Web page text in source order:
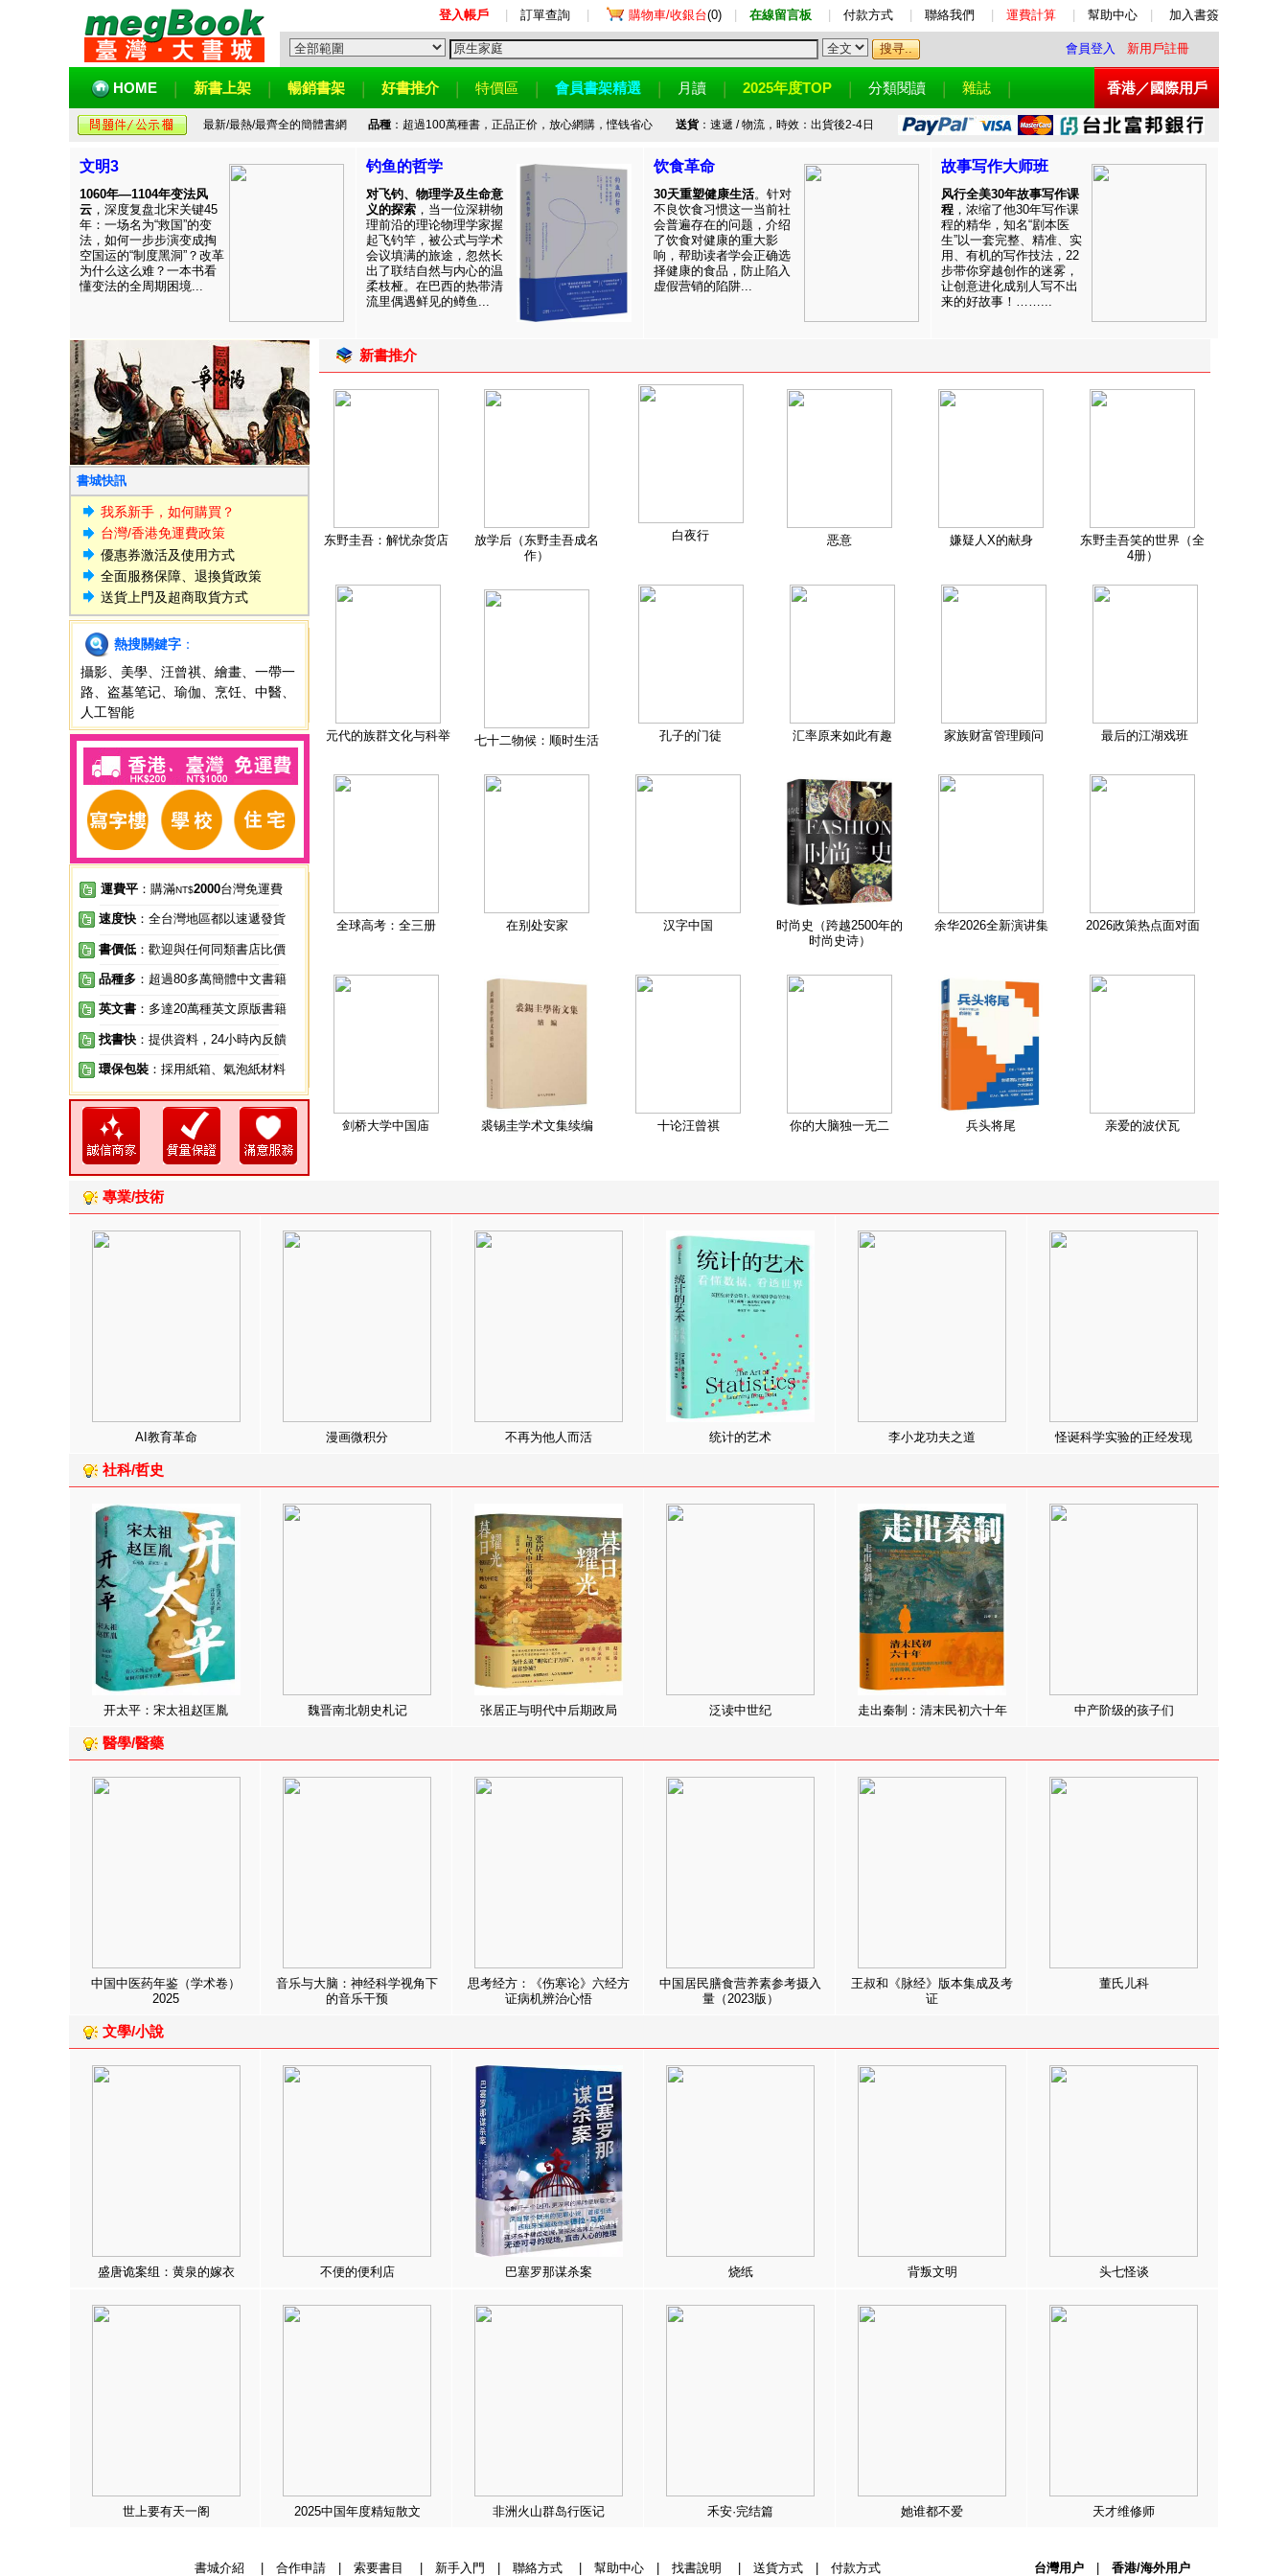
登入帳戶 訂單查詢 購物車/收銀台(0) 在線留言板 付款方式 聯絡我們 運費計算 幫助中心 加入書簽
會員登入 新用戶註冊
HOME 新書上架 暢銷書架 好書推介 特價區 會員書架精選 月讀 2025年度TOP 分類閱讀 雜誌 香港／國際用戶
最新/最熱/最齊全的簡體書網 品種：超過100萬種書，正品正价，放心網購，悭钱省心 送貨：速遞 / 物流，時效：出貨後2-4日
文明3
1060年—1104年变法风
云 ，深度复盘北宋关键45
年：一场名为“救国”的变
法，如何一步步演变成掏
空国运的“制度黑洞”？改革
为什么这么难？一本书看
懂变法的全周期困境...
钓鱼的哲学
对飞钓、物理学及生命意
义的探索 ，当一位深耕物
理前沿的理论物理学家握
起飞钓竿，被公式与学术
会议填满的旅途，忽然长
出了联结自然与内心的温
柔枝桠。在巴西的热带清
流里偶遇鲜见的鳟鱼...
饮食革命
30天重塑健康生活。针对
不良饮食习惯这一当前社
会普遍存在的问题，介绍
了饮食对健康的重大影
响，帮助读者学会正确选
择健康的食品，防止陷入
虚假营销的陷阱...
故事写作大师班
风行全美30年故事写作课
程 ，浓缩了他30年写作课
程的精华，知名“剧本医
生”以一套完整、精准、实
用、有机的写作技法，22
步带你穿越创作的迷雾，
让创意进化成别人写不出
来的好故事！……...
書城快訊
我系新手，如何購買？
台灣/香港免運費政策
優惠券激活及使用方式
全面服務保障、退換貨政策
送貨上門及超商取貨方式
熱搜關鍵字 ：
攝影
美學 汪曾祺 繪畫
一帶一
路
盗墓笔记 瑜伽 烹饪 中醫
人工智能
運費平 ：購滿NT$2000台灣免運費
速度快 ：全台灣地區都以速遞發貨
書價低 ：歡迎與任何同類書店比價
品種多 ：超過80多萬簡體中文書籍
英文書 ：多達20萬種英文原版書籍
找書快 ：提供資料，24小時內反饋
環保包裝 ：採用紙箱、氣泡紙材料
新書推介
东野圭吾：解忧杂货店
放学后（东野圭吾成名
作）
白夜行 恶意 嫌疑人X的献身
东野圭吾笑的世界（全
4册）
元代的族群文化与科举 七十二物候：顺时生活 孔子的门徒 汇率原来如此有趣 家族财富管理顾问 最后的江湖戏班
全球高考：全三册 在别处安家 汉字中国
时尚史（跨越2500年的
时尚史诗）
余华2026全新演讲集 2026政策热点面对面
剑桥大学中国庙 裘锡圭学术文集续编 十论汪曾祺 你的大脑独一无二 兵头将尾 亲爱的波伏瓦
專業/技術
AI教育革命 漫画微积分 不再为他人而活 统计的艺术 李小龙功夫之道 怪诞科学实验的正经发现
社科/哲史
开太平：宋太祖赵匡胤 魏晋南北朝史札记 张居正与明代中后期政局 泛读中世纪 走出秦制：清末民初六十年 中产阶级的孩子们
醫學/醫藥
中国中医药年鉴（学术卷）
2025
音乐与大脑：神经科学视角下
的音乐干预
思考经方：《伤寒论》六经方
证病机辨治心悟
中国居民膳食营养素参考摄入
量（2023版）
王叔和《脉经》版本集成及考
证
董氏儿科
文學/小說
盛唐诡案组：黄泉的嫁衣 不便的便利店 巴塞罗那谋杀案 烧纸 背叛文明 头七怪谈
世上要有天一阁 2025中国年度精短散文 非洲火山群岛行医记 禾安·完结篇 她谁都不爱 天才维修师
書城介紹 合作申請| 索要書目 新手入門 聯絡方式| 幫助中心| 找書說明 送貨方式| 付款方式 台灣用户 香港/海外用户